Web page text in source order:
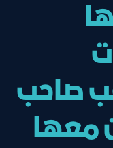
صاحب
معها